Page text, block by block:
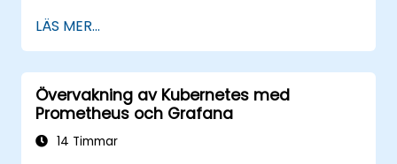
Skapa och konfigurera instrumentpaneler
i Grafana för att visualisera anpassade
mått.
Tillämpa bästa praxis för att integrera
övervakning i utvecklingslifscykeln.
LÄS MER...
Övervakning av Kubernetes med
Prometheus och Grafana
14 Timmar